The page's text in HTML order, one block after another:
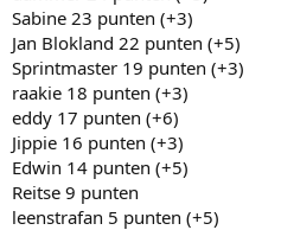
Sabine 23 punten (+3)
Jan Blokland 22 punten (+5)
Sprintmaster 19 punten (+3)
raakie 18 punten (+3)
eddy 17 punten (+6)
Jippie 16 punten (+3)
Edwin 14 punten (+5)
Reitse 9 punten
leenstrafan 5 punten (+5)